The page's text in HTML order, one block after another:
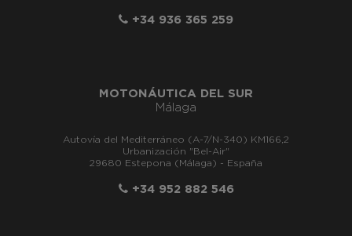
+34 936 365 259
MOTONÁUTICA DEL SUR
Málaga
Autovía del Mediterráneo (A-7/N-340) KM166,2
Urbanización "Bel-Air"
29680 Estepona (Málaga) - España
+34 952 882 546